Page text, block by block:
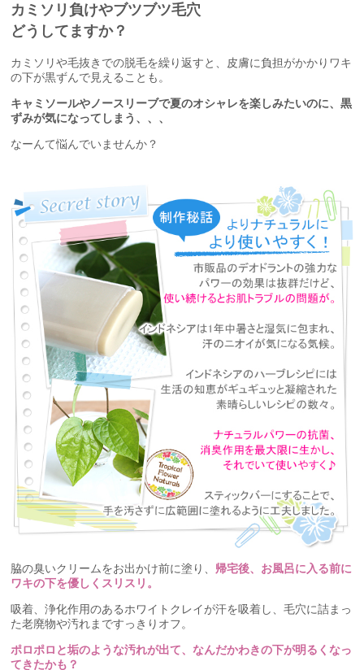
カミソリ負けやブツブツ毛穴
どうしてますか？
カミソリや毛抜きでの脱毛を繰り返すと、皮膚に負担がかかりワキ
の下が黒ずんで見えることも。
キャミソールやノースリーブで夏のオシャレを楽しみたいのに、黒
ずみが気になってしまう、、、
なーんて悩んでいませんか？
脇の臭いクリームをお出かけ前に塗り、 帰宅後、お風呂に入る前に
ワキの下を優しくスリスリ。
吸着、浄化作用のあるホワイトクレイが汗を吸着し、毛穴に詰まっ
た老廃物や汚れまですっきりオフ。
ポロポロと垢のような汚れが出て、なんだかわきの下が明るくなっ
てきたかも？